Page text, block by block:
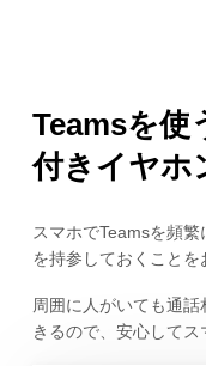
Teamsを使
付きイヤホ
スマホでTeamsを頻
を持参しておくことを
周囲に人がいても通
きるので、安心してス